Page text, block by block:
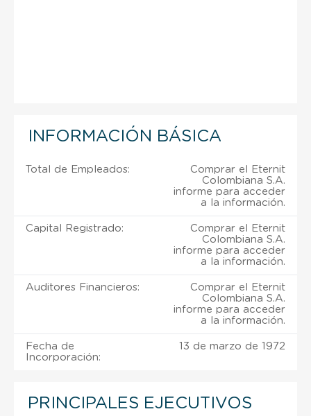
INFORMACIÓN BÁSICA
Total de Empleados:
Comprar el Eternit
Colombiana S.A.
informe para acceder
a la información.
Capital Registrado:
Comprar el Eternit
Colombiana S.A.
informe para acceder
a la información.
Auditores Financieros:
Comprar el Eternit
Colombiana S.A.
informe para acceder
a la información.
Fecha de
Incorporación:
13 de marzo de 1972
PRINCIPALES EJECUTIVOS